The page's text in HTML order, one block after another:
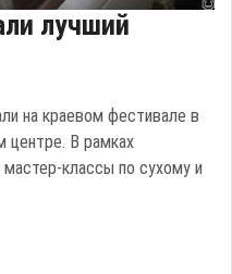
лучший
на краевом фестивале в
центре. В рамках
классы по сухому и